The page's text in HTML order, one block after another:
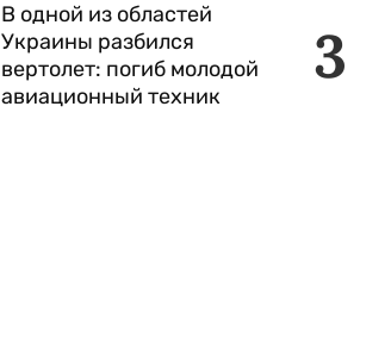
3
В одной из областей
Украины разбился
вертолет: погиб молодой
авиационный техник